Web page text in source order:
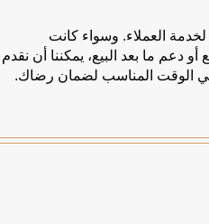
العملاء. وسواء كانت
أو دعم ما بعد البيع، يمكننا أن نقدم
الوقت المناسب لضمان رضاك.